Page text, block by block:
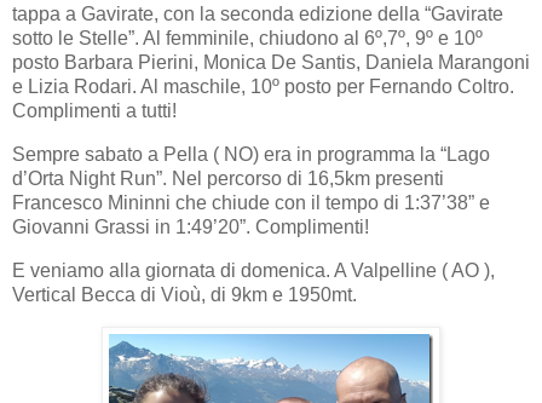
tappa a Gavirate, con la seconda edizione della “Gavirate
sotto le Stelle”. Al femminile, chiudono al 6º,7º, 9º e 10º
posto Barbara Pierini, Monica De Santis, Daniela Marangoni
e Lizia Rodari. Al maschile, 10º posto per Fernando Coltro.
Complimenti a tutti!
Sempre sabato a Pella ( NO) era in programma la “Lago
d’Orta Night Run”. Nel percorso di 16,5km presenti
Francesco Mininni che chiude con il tempo di 1:37’38” e
Giovanni Grassi in 1:49’20”. Complimenti!
E veniamo alla giornata di domenica. A Valpelline ( AO ),
Vertical Becca di Vioù, di 9km e 1950mt.